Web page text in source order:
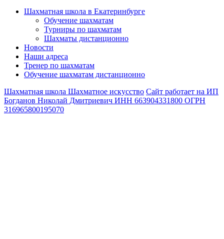
Шахматная школа в Екатеринбурге
Обучение шахматам
Турниры по шахматам
Шахматы дистанционно
Новости
Наши адреса
Тренер по шахматам
Обучение шахматам дистанционно
Шахматная школа Шахматное искусство Сайт работает на ИП
Богданов Николай Дмитриевич ИНН 663904331800 ОГРН
316965800195070